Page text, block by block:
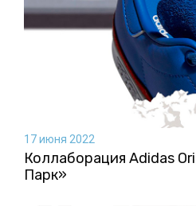
17 июня 2022
Коллаборация Аdidas
Парк»